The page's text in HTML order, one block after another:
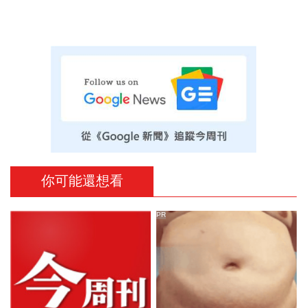
你可能還想看
PR